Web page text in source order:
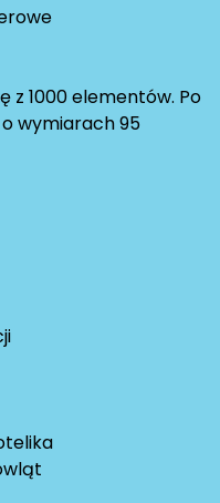
z 1000 elementów. Po
wymiarach 95